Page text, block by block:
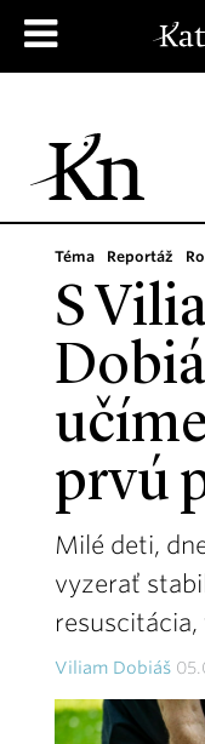
Téma Reportáž
S
prvú
Milé deti,
vyzerať
Viliam Dobiáš